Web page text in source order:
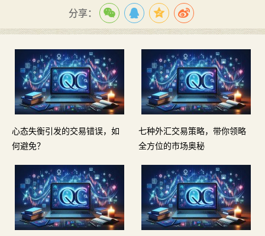
分享：
心态失衡引发的交易错误，如
何避免？
七种外汇交易策略，带你领略
全方位的市场奥秘